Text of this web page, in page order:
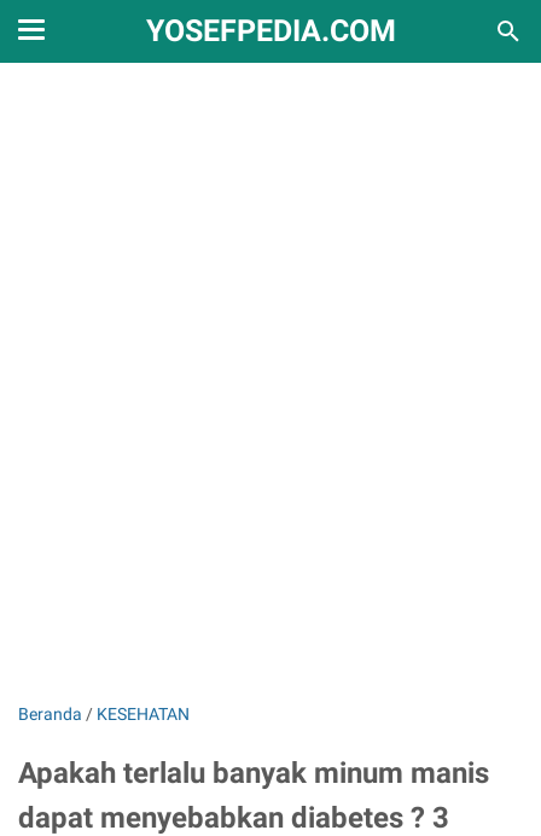
YOSEFPEDIA.COM
Beranda / KESEHATAN
Apakah terlalu banyak minum manis
dapat menyebabkan diabetes ? 3